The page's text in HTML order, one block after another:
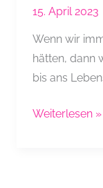
15. April 2023
Wenn wir
hätten, dann
bis ans
Keine
Weiterlesen »